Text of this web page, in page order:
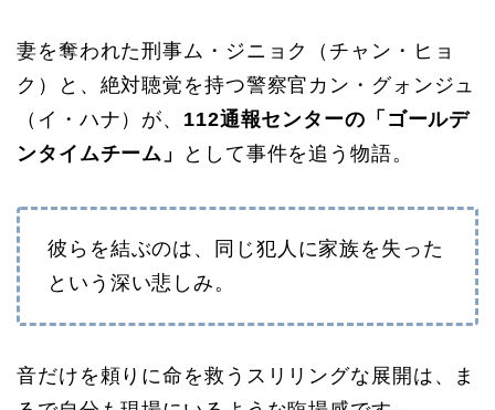
妻を奪われた刑事ム・ジニョク（チャン・ヒョ
ク）と、絶対聴覚を持つ警察官カン・グォンジュ
（イ・ハナ）が、 112通報センターの「ゴールデ
ンタイムチーム」
として事件を追う物語。
彼らを結ぶのは、同じ犯人に家族を失った
という深い悲しみ。
音だけを頼りに命を救うスリリングな展開は、ま